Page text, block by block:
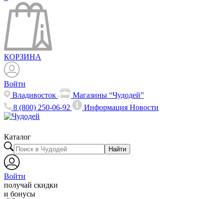
КОРЗИНА
Войти
Владивосток
Магазины “Чудодей”
8 (800) 250-06-92
ИнформацияНовости
Каталог
Найти
Войти
получай скидки
и бонусы